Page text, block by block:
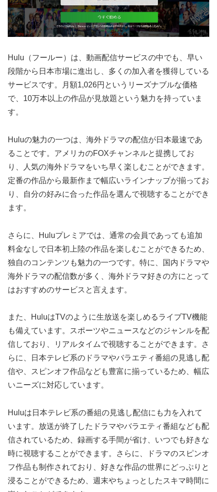
Hulu（フールー）は、動画配信サービスの中でも、早い
段階から日本市場に進出し、多くの加入者を獲得している
サービスです。月額1,026円というリーズナブルな価格
で、10万本以上の作品が見放題という魅力を持っていま
す。
Huluの魅力の一つは、海外ドラマの配信が日本最速であ
ることです。アメリカのFOXチャンネルと提携してお
り、人気の海外ドラマをいち早く楽しむことができます。
定番の作品から最新作まで幅広いラインナップが揃ってお
り、自分の好みに合った作品を選んで視聴することができ
ます。
さらに、Huluプレミアでは、通常の会員であっても追加
料金なしで日本初上陸の作品を楽しむことができるため、
独自のコンテンツも魅力の一つです。特に、国内ドラマや
海外ドラマの配信数が多く、海外ドラマ好きの方にとって
はおすすめのサービスと言えます。
また、HuluはTVのように生放送を楽しめるライブTV機能
も備えています。スポーツやニュースなどのジャンルを配
信しており、リアルタイムで視聴することができます。さ
らに、日本テレビ系のドラマやバラエティ番組の見逃し配
信や、スピンオフ作品なども豊富に揃っているため、幅広
いニーズに対応しています。
Huluは日本テレビ系の番組の見逃し配信にも力を入れて
います。放送が終了したドラマやバラエティ番組なども配
信されているため、録画する手間が省け、いつでも好きな
時に視聴することができます。さらに、ドラマのスピンオ
フ作品も制作されており、好きな作品の世界にどっぷりと
浸ることができるため、週末やちょっとしたスキマ時間に